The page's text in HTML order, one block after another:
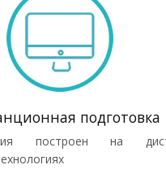
подготовка
построен на